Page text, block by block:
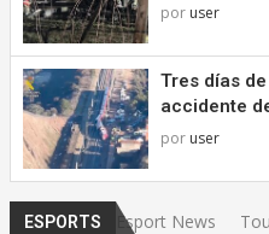
por user
Tres días
accidente
por user
ESPORTS Esport News